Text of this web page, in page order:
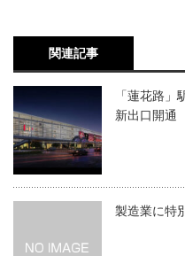
関連記事
「蓮花路
新出口開通
製造業に特